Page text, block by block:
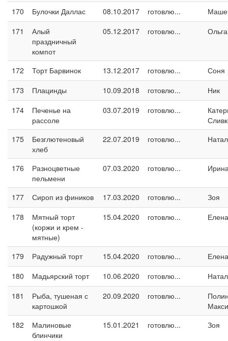
170 Булочки Даллас 08.10.2017 готовлю...
171
Алый
праздничный
компот
05.12.2017 готовлю...
172 Торт Барвинок 13.12.2017 готовлю...
Соня
173
Плацинды 10.09.2018 готовлю...
Ник
174
Печенье на
рассоле
03.07.2019 готовлю...
175
Безглютеновый
хлеб
22.07.2019 готовлю...
176
Разноцветные
пельмени
07.03.2020 готовлю...
177 Сироп из фиников 17.03.2020 готовлю...
Зоя
178
Мятный торт
(коржи и крем -
мятные)
15.04.2020 готовлю...
179 Радужный торт 15.04.2020 готовлю...
180
Мадьярский торт 10.06.2020 готовлю...
181
Рыба, тушеная с
картошкой
20.09.2020 готовлю...
182
Малиновые
блинчики
15.01.2021 готовлю... Зоя